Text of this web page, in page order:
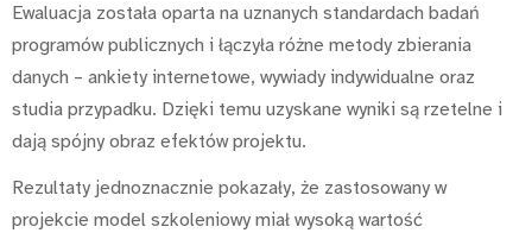
Ewaluacja została oparta na uznanych standardach badań
programów publicznych i łączyła różne metody zbierania
danych – ankiety internetowe, wywiady indywidualne oraz
studia przypadku. Dzięki temu uzyskane wyniki są rzetelne i
dają spójny obraz efektów projektu.
Rezultaty jednoznacznie pokazały, że zastosowany w
projekcie model szkoleniowy miał wysoką wartość